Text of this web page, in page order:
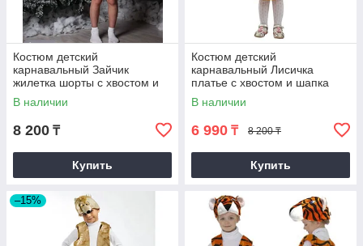
Костюм детский
карнавальный Зайчик
жилетка шорты с хвостом и
шапка серый
В наличии
8 200 ₸
Купить
Костюм детский
карнавальный Лисичка
платье с хвостом и шапка
оранжевый М
В наличии
6 990 ₸ 8 200 ₸
Купить
–15%